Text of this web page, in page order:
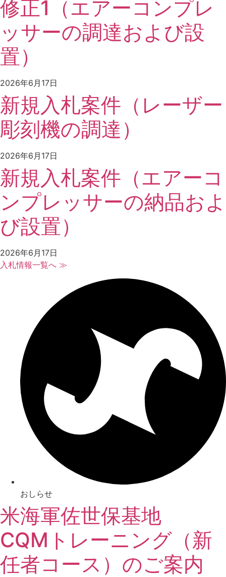
修正1（エアーコンプレ
ッサーの調達および設
置）
2026年6月17日
新規入札案件（レーザー
彫刻機の調達）
2026年6月17日
新規入札案件（エアーコ
ンプレッサーの納品およ
び設置）
2026年6月17日
入札情報一覧へ ≫
おしらせ
米海軍佐世保基地
CQMトレーニング（新
任者コース）のご案内